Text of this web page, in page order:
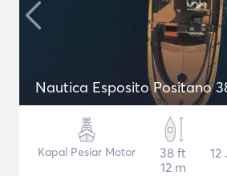
Nautica Esposito Positano
Kapal Pesiar Motor
38 ft
12 m